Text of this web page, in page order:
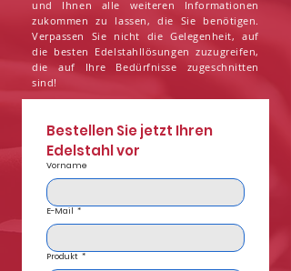
und Ihnen alle weiteren Informationen
zukommen zu lassen, die Sie benötigen.
Verpassen Sie nicht die Gelegenheit, auf
die besten Edelstahllösungen zuzugreifen,
die auf Ihre Bedürfnisse zugeschnitten
sind!
Bestellen Sie jetzt Ihren
Edelstahl vor
Vorname
E-Mail *
Produkt *